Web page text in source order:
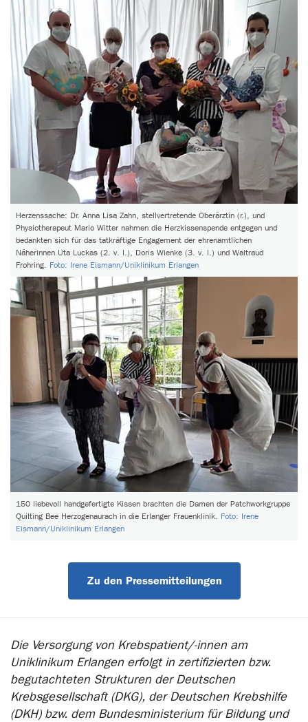
Herzenssache: Dr. Anna Lisa Zahn, stellvertretende Oberärztin (r.), und
Physiotherapeut Mario Witter nahmen die Herzkissenspende entgegen und
bedankten sich für das tatkräftige Engagement der ehrenamtlichen
Näherinnen Uta Luckas (2. v. l.), Doris Wienke (3. v. l.) und Waltraud
Frohring. Foto: Irene Eismann/Uniklinikum Erlangen
150 liebevoll handgefertigte Kissen brachten die Damen der Patchworkgruppe
Quilting Bee Herzogenaurach in die Erlanger Frauenklinik. Foto: Irene
Eismann/Uniklinikum Erlangen
Zu den Pressemitteilungen
Die Versorgung von Krebspatient/-innen am
Uniklinikum Erlangen erfolgt in zertifizierten bzw.
begutachteten Strukturen der Deutschen
Krebsgesellschaft (DKG), der Deutschen Krebshilfe
(DKH) bzw. dem Bundesministerium für Bildung und